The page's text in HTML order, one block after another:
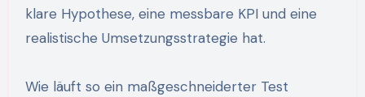
klare Hypothese, eine messbare KPI und eine
realistische Umsetzungsstrategie hat.
Wie läuft so ein maßgeschneiderter Test